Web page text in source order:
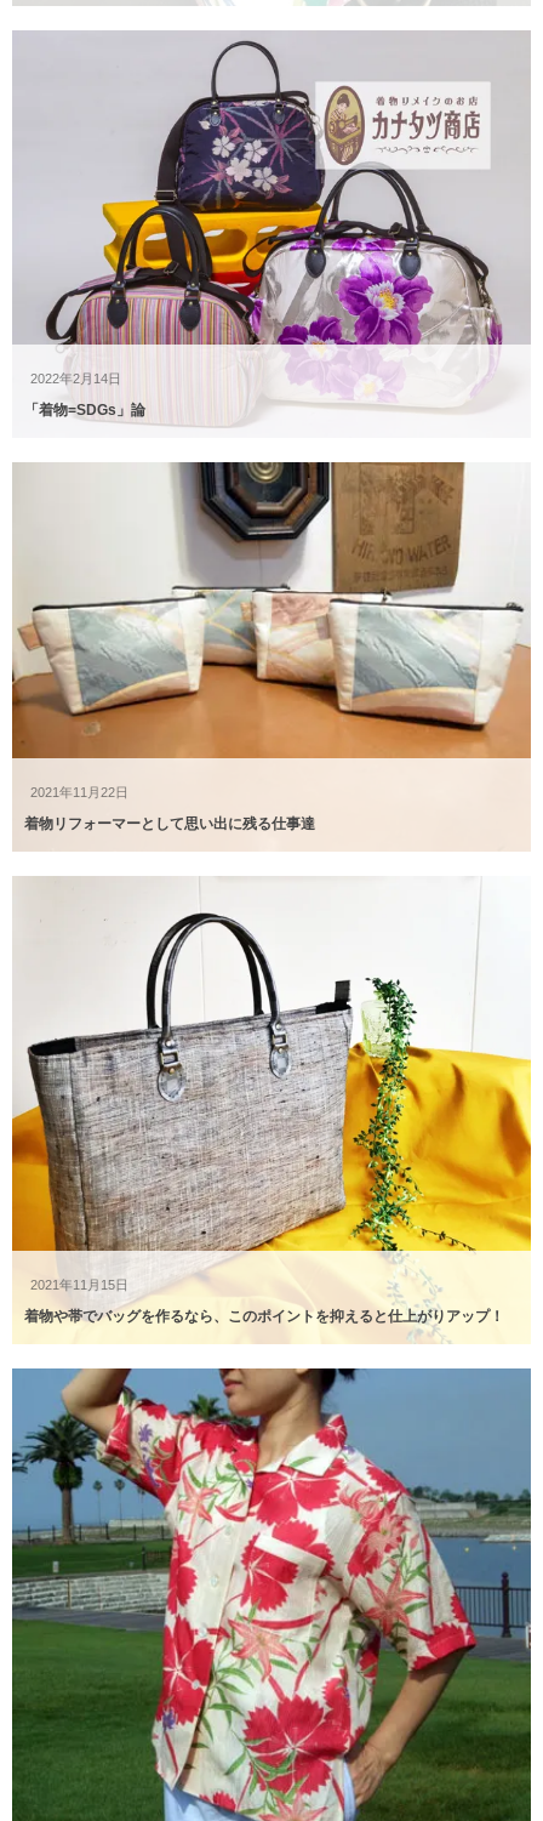
2022年2月14日
「着物=SDGs」論
2021年11月22日
着物リフォーマーとして思い出に残る仕事達
2021年11月15日
着物や帯でバッグを作るなら、このポイントを抑えると仕上がりアップ！